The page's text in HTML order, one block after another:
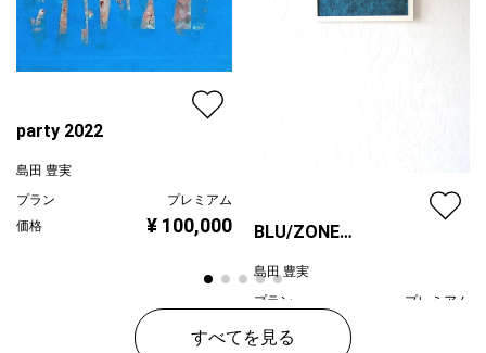
party 2022
島田 豊実
プラン
プレミアム
価格
¥ 100,000
BLU/ZONE
島田 豊実
プラン
プレミアム
価格
すべてを見る